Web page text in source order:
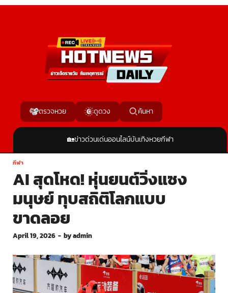
ตรวจหวย ดูดวง ค้นหา
🏡ข่าวด่วนเด่นออนไลน์บันเทิงหวยกีฬา
กีฬา
AI สุดโหด! หุ่นยนต์วิ่งแซง
มนุษย์ ทุบสถิติโลกแบบ
ขาดลอย
April 19, 2026 - byadmin